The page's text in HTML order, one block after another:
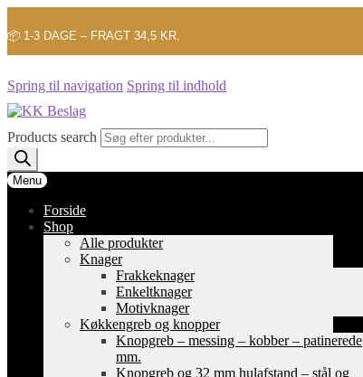
📦 1-3 DAGE – FRAGT 34,5 KR.
Spring til navigation Spring til indhold
Products search
Menu
Forside
Shop
Alle produkter
Knager
Frakkeknager
Enkeltknager
Motivknager
Køkkengreb og knopper
Knopgreb – messing – kobber – patinerede
mm.
Knopgreb og 32 mm hulafstand – stål og